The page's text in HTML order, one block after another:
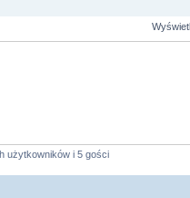
użytkowników i 5 gości